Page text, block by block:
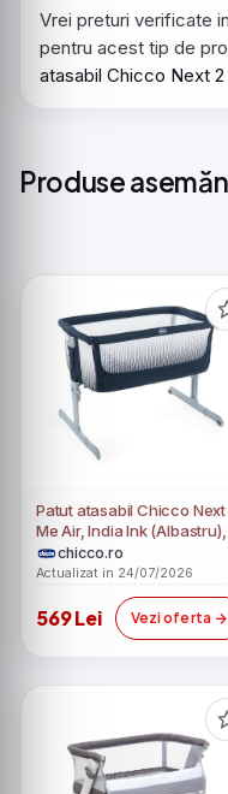
Vrei preturi verificate
pentru acest tip de
atasabil Chicco Next
Produse
Patut atasabil Chicco Next
Me Air, India Ink
luni+chicco.ro
Actualizat in 24/07/2026
569 Lei Vezi oferta